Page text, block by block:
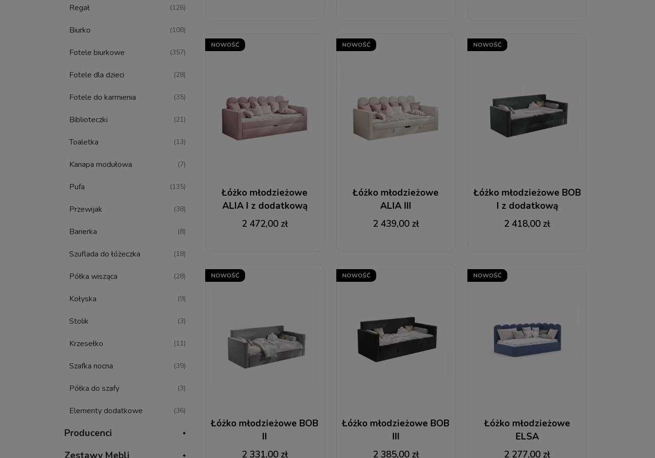
Regał (126)
Biurko (108)
Fotele biurkowe (357)
Fotele dla dzieci (28)
Fotele do karmienia (35)
Biblioteczki (21)
Toaletka (13)
Kanapa modułowa (7)
Pufa (135)
Przewijak (38)
Barierka (8)
Szuflada do łóżeczka (18)
Półka wisząca (28)
Kołyska (9)
Stolik (3)
Krzesełko (11)
Szafka nocna (39)
Półka do szafy (3)
Elementy dodatkowe (36)
Producenci
Łóżko młodzieżowe
ALIA I z dodatkową
powierzchnią spania
2 472,00 zł
NOWOŚĆ
Łóżko młodzieżowe
ALIA III
2 439,00 zł
NOWOŚĆ
Łóżko młodzieżowe BOB
I z dodatkową
powierzchnią spania
2 418,00 zł
NOWOŚĆ
Łóżko młodzieżowe BOB
II
2 331,00 zł
NOWOŚĆ
Łóżko młodzieżowe BOB
III
2 385,00 zł
NOWOŚĆ
Łóżko młodzieżowe
ELSA
2 277,00 zł
NOWOŚĆ